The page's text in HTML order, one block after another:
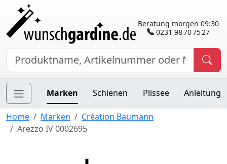
Beratung morgen 09:30
0231 98 70 75 27
Marken Schienen Plissee Anleitung
Home Marken
Création Baumann
Arezzo IV 0002695